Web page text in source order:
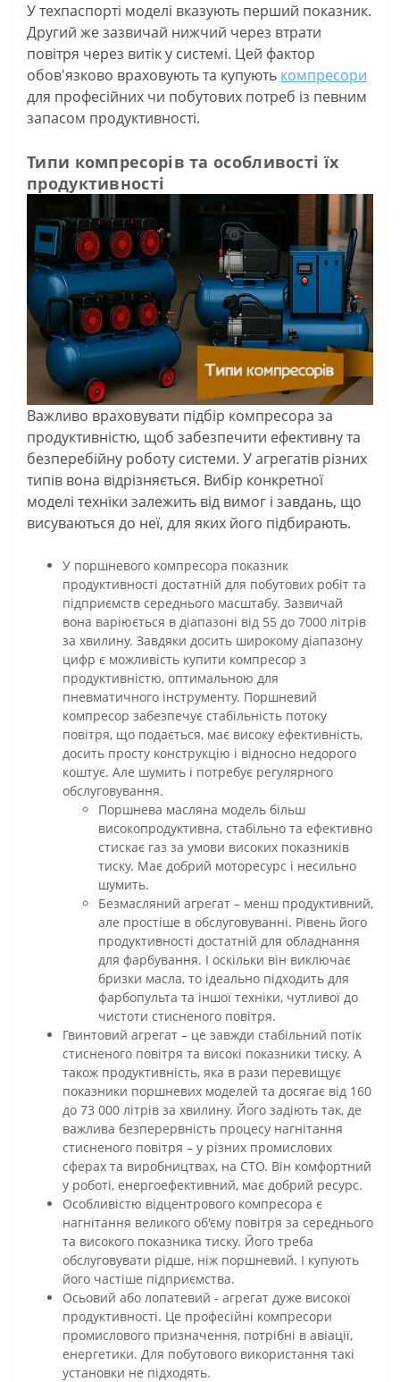
У техпаспорті моделі вказують перший показник.
Другий же зазвичай нижчий через втрати
повітря через витік у системі. Цей фактор
обов'язково враховують та купують компресори
для професійних чи побутових потреб із певним
запасом продуктивності.
Типи компресорів та особливості їх
продуктивності
Важливо враховувати підбір компресора за
продуктивністю, щоб забезпечити ефективну та
безперебійну роботу системи. У агрегатів різних
типів вона відрізняється. Вибір конкретної
моделі техніки залежить від вимог і завдань, що
висуваються до неї, для яких його підбирають.
У поршневого компресора показник
продуктивності достатній для побутових робіт та
підприємств середнього масштабу. Зазвичай
вона варіюється в діапазоні від 55 до 7000 літрів
за хвилину. Завдяки досить широкому діапазону
цифр є можливість купити компресор з
продуктивністю, оптимальною для
пневматичного інструменту. Поршневий
компресор забезпечує стабільність потоку
повітря, що подається, має високу ефективність,
досить просту конструкцію і відносно недорого
коштує. Але шумить і потребує регулярного
обслуговування.
Поршнева масляна модель більш
високопродуктивна, стабільно та ефективно
стискає газ за умови високих показників
тиску. Має добрий моторесурс і несильно
шумить.
Безмасляний агрегат – менш продуктивний,
але простіше в обслуговуванні. Рівень його
продуктивності достатній для обладнання
для фарбування. І оскільки він виключає
бризки масла, то ідеально підходить для
фарбопульта та іншої техніки, чутливої до
чистоти стисненого повітря.
Гвинтовий агрегат – це завжди стабільний потік
стисненого повітря та високі показники тиску. А
також продуктивність, яка в рази перевищує
показники поршневих моделей та досягає від 160
до 73 000 літрів за хвилину. Його задіють так, де
важлива безперервність процесу нагнітання
стисненого повітря – у різних промислових
сферах та виробництвах, на СТО. Він комфортний
у роботі, енергоефективний, має добрий ресурс.
Особливістю відцентрового компресора є
нагнітання великого об'єму повітря за середнього
та високого показника тиску. Його треба
обслуговувати рідше, ніж поршневий. І купують
його частіше підприємства.
Осьовий або лопатевий - агрегат дуже високої
продуктивності. Це професійні компресори
промислового призначення, потрібні в авіації,
енергетики. Для побутового використання такі
установки не підходять.